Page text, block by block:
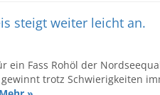
steigt weiter leicht an.
ein Fass Rohöl der
trotz Schwierigkeiten